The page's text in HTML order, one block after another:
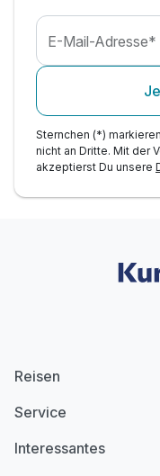
E-Mail-Adresse*
Sternchen (*)
nicht an Dritte. Mit der
akzeptierst Du unsere
Reisen
Service
Interessantes